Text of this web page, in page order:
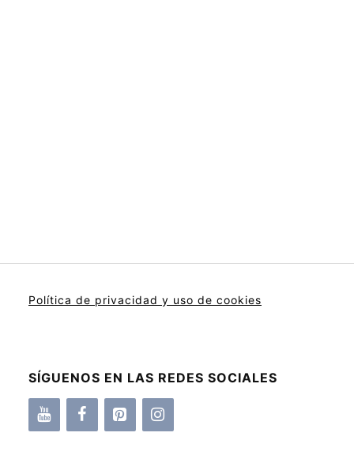
Política de privacidad y uso de cookies
SÍGUENOS EN LAS REDES SOCIALES